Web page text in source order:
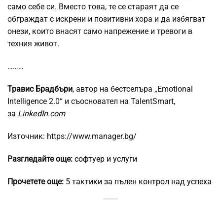
само себе си. Вместо това, те се стараят да се
обграждат с искрени и позитивни хора и да избягват
онези, които внасят само напрежение и тревоги в
техния живот.
………
Травис Брадбъри, автор на бестселъра „Emotional
Intelligence 2.0“ и съосновател на TalentSmart,
за LinkedIn.com
Източник: https://www.manager.bg/
Разгледайте още: софтуер и услуги
Прочетете още: 5 тактики за пълен контрол над успеха